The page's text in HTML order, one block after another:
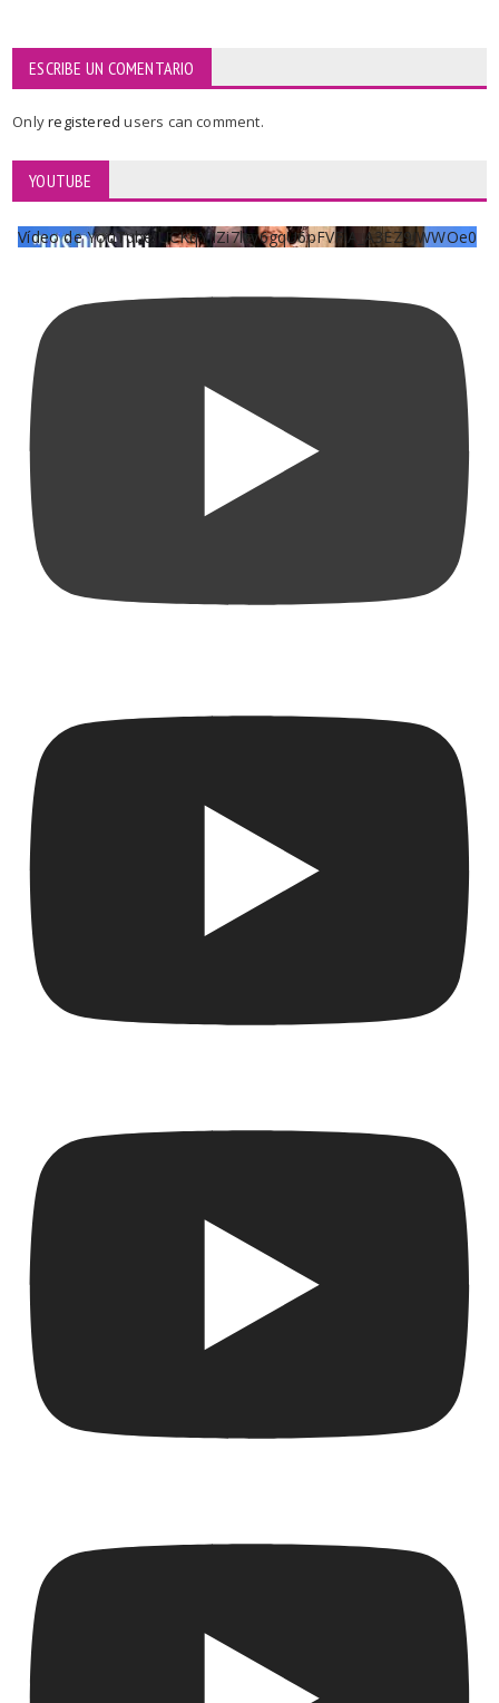
ESCRIBE UN COMENTARIO
Onlyregisteredusers can comment.
YOUTUBE
Vídeo de YouTube UCKqYjiZi7lzy6gqU6pFVFiA_A3EZ9JWWOe0